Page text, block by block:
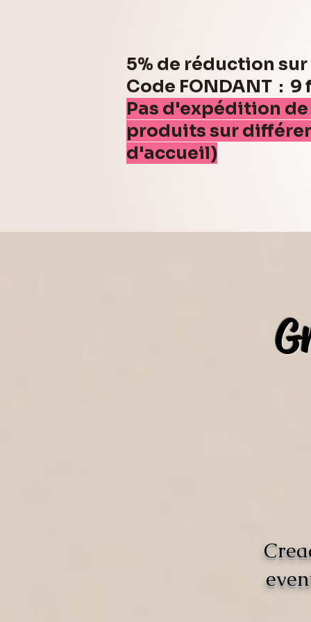
5% de réduction
Code FONDANT : 9
Pas d'expédition
produits sur
d'accueil)